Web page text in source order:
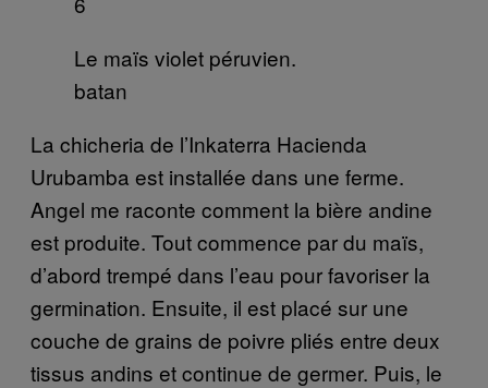
Le maïs violet péruvien.
batan
La chicheria de l’Inkaterra Hacienda
Urubamba est installée dans une ferme.
Angel me raconte comment la bière andine
est produite. Tout commence par du maïs,
d’abord trempé dans l’eau pour favoriser la
germination. Ensuite, il est placé sur une
couche de grains de poivre pliés entre deux
tissus andins et continue de germer. Puis, le